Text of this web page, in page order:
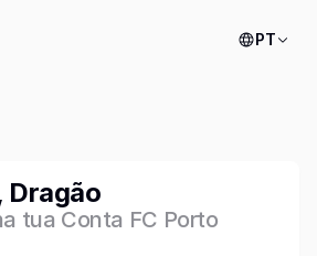
PT
Dragão
tua Conta FC Porto